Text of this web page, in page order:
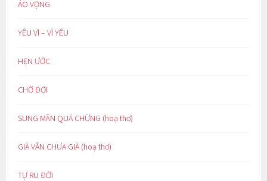
ẢO VỌNG
YÊU VÌ – VÌ YÊU
HẸN ƯỚC
CHỜ ĐỢI
SUNG MÃN QUÁ CHỪNG (hoạ thơ)
GIÀ VẪN CHƯA GIÀ (hoạ thơ)
TỰ RU ĐỜI